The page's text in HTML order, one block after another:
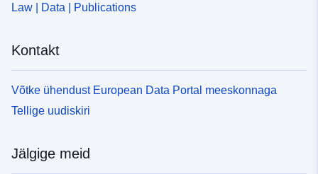
Law | Data | Publications
Kontakt
Võtke ühendust European Data Portal meeskonnaga
Tellige uudiskiri
Jälgige meid